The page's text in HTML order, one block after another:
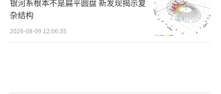
银河系根本不是扁平圆盘 新发现揭示复
杂结构
2026-08-09 12:06:35